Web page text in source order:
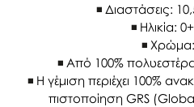
Διαστάσεις:
Ηλικία:
Από 100%
Η γέμιση περιέχει 100%
πιστοποίηση GRS